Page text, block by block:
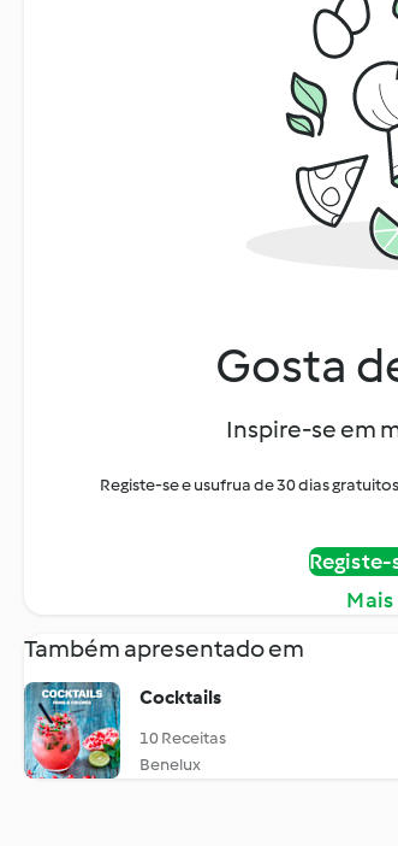
Gosta
Inspire-se em
Registe-se e usufrua de 30 dias
Também apresentado em
Cocktails
10 Receitas
Benelux